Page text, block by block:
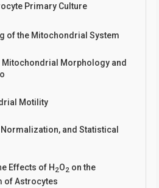
Primary Culture
of the Mitochondrial System
Morphology and
Motility
and Statistical
Effects of H 2O2 on the
of Astrocytes